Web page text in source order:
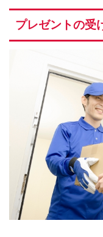
プレゼントの受